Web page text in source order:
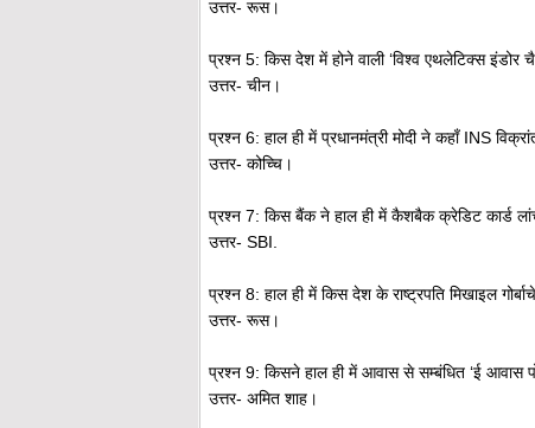
उत्तर- रूस।
प्रश्न 5: किस देश में होने वाली ‘विश्व एथलेटिक्स इंडोर
उत्तर- चीन।
प्रश्न 6: हाल ही में प्रधानमंत्री मोदी ने कहाँ INS
उत्तर- कोच्चि।
प्रश्न 7: किस बैंक ने हाल ही में कैशबैक क्रेडिट कार्ड
उत्तर- SBI.
प्रश्न 8: हाल ही में किस देश के राष्ट्रपति मिखाइल
उत्तर- रूस।
प्रश्न 9: किसने हाल ही में आवास से सम्बंधित ‘ई आवास
उत्तर- अमित शाह।